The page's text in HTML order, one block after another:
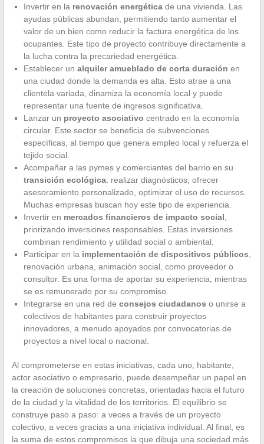
Invertir en la renovación energéticade una vivienda. Las
ayudas públicas abundan, permitiendo tanto aumentar el
valor de un bien como reducir la factura energética de los
ocupantes. Este tipo de proyecto contribuye directamente a
la lucha contra la precariedad energética.
Establecer un alquiler amueblado de corta duración en
una ciudad donde la demanda es alta. Esto atrae a una
clientela variada, dinamiza la economía local y puede
representar una fuente de ingresos significativa.
Lanzar un proyecto asociativo centrado en la economía
circular. Este sector se beneficia de subvenciones
específicas, al tiempo que genera empleo local y refuerza el
tejido social.
Acompañar a las pymes y comerciantes del barrio en su
transición ecológica: realizar diagnósticos, ofrecer
asesoramiento personalizado, optimizar el uso de recursos.
Muchas empresas buscan hoy este tipo de experiencia.
Invertir en mercados financieros de impacto social
priorizando inversiones responsables. Estas inversiones
combinan rendimiento y utilidad social o ambiental.
Participar en la implementación de dispositivos públicos
renovación urbana, animación social, como proveedor o
consultor. Es una forma de aportar su experiencia, mientras
se es remunerado por su compromiso.
Integrarse en una red de consejos ciudadanos o unirse a
colectivos de habitantes para construir proyectos
innovadores, a menudo apoyados por convocatorias de
proyectos a nivel local o nacional.
Al comprometerse en estas iniciativas, cada uno, habitante,
actor asociativo o empresario, puede desempeñar un papel en
la creación de soluciones concretas, orientadas hacia el futuro
de la ciudad y la vitalidad de los territorios. El equilibrio se
construye paso a paso: a veces a través de un proyecto
colectivo, a veces gracias a una iniciativa individual. Al final, es
la suma de estos compromisos la que dibuja una sociedad más